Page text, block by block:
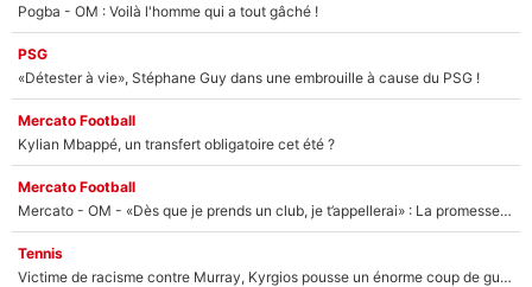
Pogba - OM : Voilà l'homme qui a tout gâché !
PSG
«Détester à vie», Stéphane Guy dans une embrouille à cause du PSG !
Mercato Football
Kylian Mbappé, un transfert obligatoire cet été ?
Mercato Football
Mercato - OM - «Dès que je prends un club, je t’appellerai» : La promesse de Marcelino au moment de claquer la porte
Tennis
Victime de racisme contre Murray, Kyrgios pousse un énorme coup de gueule !